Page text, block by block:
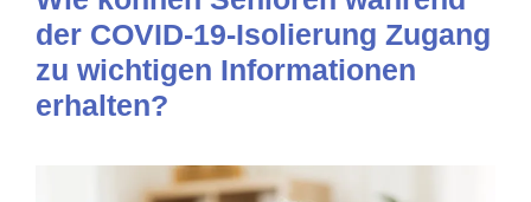
der COVID-19-Isolierung Zugang
zu wichtigen Informationen
erhalten?